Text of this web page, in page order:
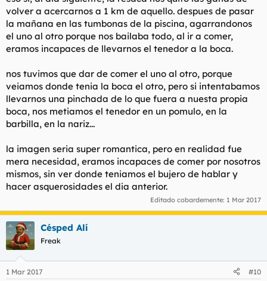
volver a acercarnos a 1 km de aquello. despues de pasar
la mañana en las tumbonas de la piscina, agarrandonos
el uno al otro porque nos bailaba todo, al ir a comer,
eramos incapaces de llevarnos el tenedor a la boca.
nos tuvimos que dar de comer el uno al otro, porque
veiamos donde tenia la boca el otro, pero si intentabamos
llevarnos una pinchada de lo que fuera a nuesta propia
boca, nos metiamos el tenedor en un pomulo, en la
barbilla, en la nariz...
la imagen seria super romantica, pero en realidad fue
mera necesidad, eramos incapaces de comer por nosotros
mismos, sin ver donde teniamos el bujero de hablar y
hacer asquerosidades el dia anterior.
Editado cobardemente: 1 Mar 2017
Césped Alí
Freak
1 Mar 2017 #10